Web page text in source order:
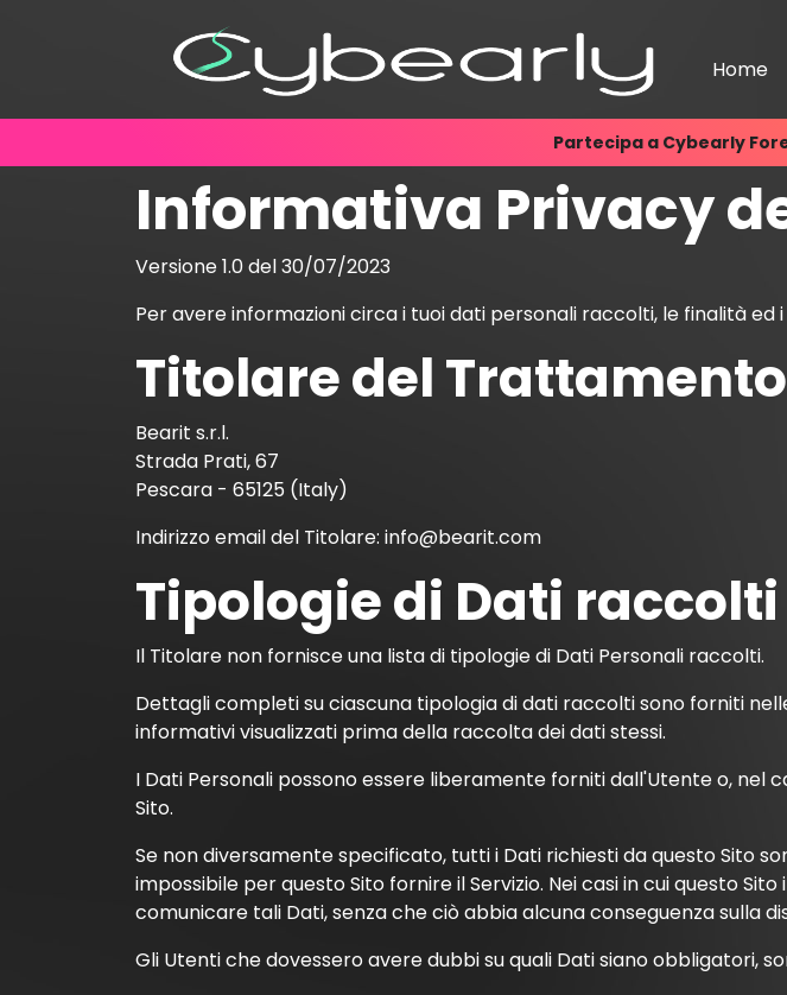
Partecipa a Cybearly
Home
Informativa Privacy
Versione 1.0 del 30/07/2023
Per avere informazioni circa i tuoi dati personali raccolti, le finalità
Titolare del
Bearit s.r.l.
Strada Prati, 67
Pescara - 65125 (Italy)
Indirizzo email del Titolare: info@bearit.com
Tipologie di Dati raccolti
Il Titolare non fornisce una lista di tipologie di Dati Personali raccolti.
Dettagli completi su ciascuna tipologia di dati raccolti sono forniti
informativi visualizzati prima della raccolta dei dati stessi.
I Dati Personali possono essere liberamente forniti dall'Utente o, nel
Sito.
Se non diversamente specificato, tutti i Dati richiesti da questo Sito
impossibile per questo Sito fornire il Servizio. Nei casi in cui questo
comunicare tali Dati, senza che ciò abbia alcuna conseguenza sulla
Gli Utenti che dovessero avere dubbi su quali Dati siano obbligatori,